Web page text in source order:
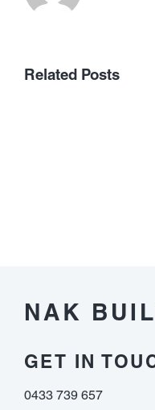
Related Posts
NAK
GET IN
0433 739 657